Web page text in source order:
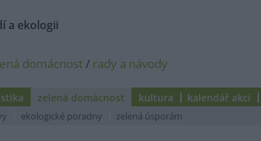
a ekologii
domácnost/ rady a návody
zelená domácnost kultura kalendář akcí
ekologické poradny zelená úsporám